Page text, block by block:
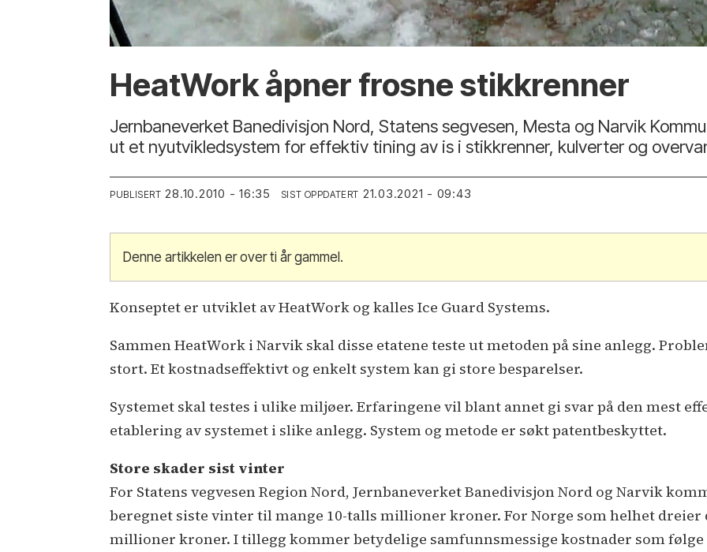
HeatWork åpner frosne stikkrenner
Jernbaneverket Banedivisjon Nord, Statens segvesen, Mesta og Narvik
ut et nyutvikledsystem for effektiv tining av is i stikkrenner, kulverter og
PUBLISERT 28.10.2010 - 16:35 SIST OPPDATERT 21.03.2021 - 09:43
Denne artikkelen er over ti år gammel.
Konseptet er utviklet av HeatWork og kalles Ice Guard Systems.
Sammen HeatWork i Narvik skal disse etatene teste ut metoden på sine anlegg.
stort. Et kostnadseffektivt og enkelt system kan gi store besparelser.
Systemet skal testes i ulike miljøer. Erfaringene vil blant annet gi svar på den mest
etablering av systemet i slike anlegg. System og metode er søkt patentbeskyttet.
Store skader sist vinter
For Statens vegvesen Region Nord, Jernbaneverket Banedivisjon Nord og Narvik
beregnet siste vinter til mange 10-talls millioner kroner. For Norge som helhet dreier
millioner kroner. I tillegg kommer betydelige samfunnsmessige kostnader som